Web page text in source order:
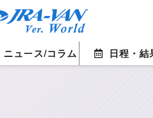
ニュース/コラム 日程・結